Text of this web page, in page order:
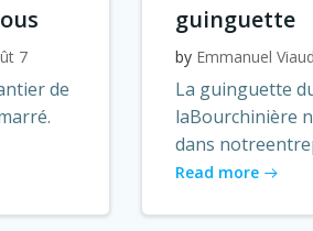
7
de
guinguette
by Emmanuel Viaud
La guinguette
laBourchinière
dans
Read more